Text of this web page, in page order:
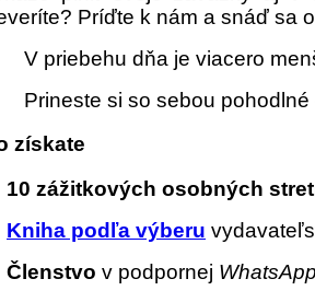
Príďte k nám a snáď sa
V priebehu dňa je viacero
Prineste si so sebou
získate
10 zážitkových osobných
Kniha podľa výberu
Členstvo v podpornej